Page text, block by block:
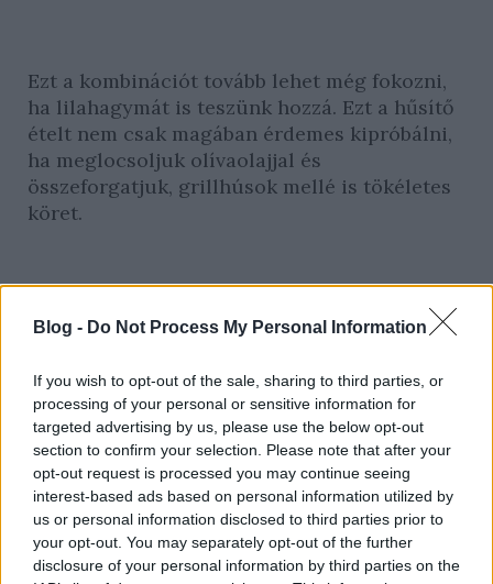
Blog - Do Not Process My Personal Information
If you wish to opt-out of the sale, sharing to third parties, or
processing of your personal or sensitive information for
targeted advertising by us, please use the below opt-out
section to confirm your selection. Please note that after your
opt-out request is processed you may continue seeing
interest-based ads based on personal information utilized by
us or personal information disclosed to third parties prior to
your opt-out. You may separately opt-out of the further
disclosure of your personal information by third parties on the
Ezt a kombinációt tovább lehet még fokozni,
ha lilahagymát is teszünk hozzá. Ezt a hűsítő
ételt nem csak magában érdemes kipróbálni,
ha meglocsoljuk olívaolajjal és
összeforgatjuk, grillhúsok mellé is tökéletes
köret.
Fotó: Getty Images